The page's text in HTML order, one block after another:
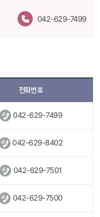
042-629-7499
전화번호
042-629-7499
042-629-8402
042-629-7501
042-629-7500